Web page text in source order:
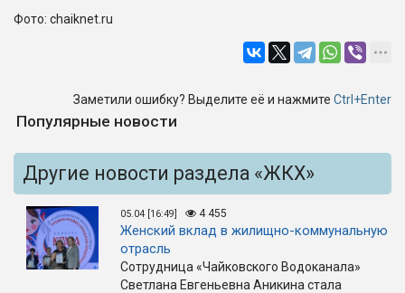
Фото: chaiknet.ru
Заметили ошибку? Выделите её и нажмите Ctrl+Enter
Популярные новости
Другие новости раздела «ЖКХ»
05.04 [16:49] 4 455
Женский вклад в жилищно-коммунальную
отрасль
Сотрудница «Чайковского Водоканала»
Светлана Евгеньевна Аникина стала